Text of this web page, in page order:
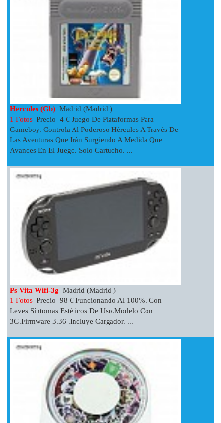
Hercules (gb) Madrid (Madrid )
1 Fotos Precio 4 € Juego De Plataformas Para
Gameboy. Controla Al Poderoso Hércules A Través De
Las Aventuras Que Irán Surgiendo A Medida Que
Avances En El Juego. Solo Cartucho. ...
Ps Vita Wifi-3g Madrid (Madrid )
1 Fotos Precio 98 € Funcionando Al 100%. Con
Leves Síntomas Estéticos De Uso.Modelo Con
3G.Firmware 3.36 .Incluye Cargador. ...